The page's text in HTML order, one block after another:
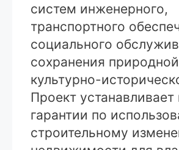
систем инженерного,
транспортного
социального
сохранения
культурно-
Проект
гарантии по
строительному